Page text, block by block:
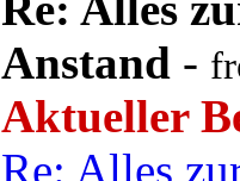
Anstand -
Aktueller
Re: Alles